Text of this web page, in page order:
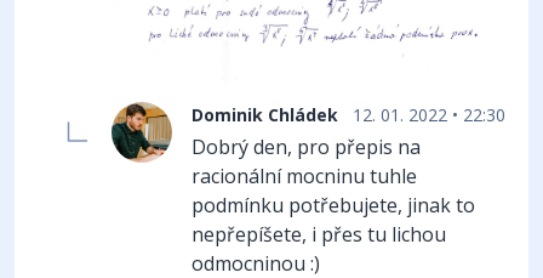
Dominik Chládek 12. 01. 2022 • 22:30
Dobrý den, pro přepis na
racionální mocninu tuhle
podmínku potřebujete, jinak to
nepřepíšete, i přes tu lichou
odmocninou :)